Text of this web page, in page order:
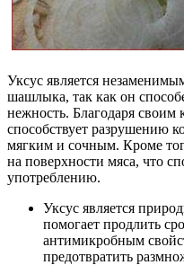
Уксус является
шашлыка, так как он
нежность. Благодаря своим
способствует разрушению
мягким и сочным. Кроме
на поверхности мяса, что
употреблению.
Уксус является
помогает продлить
антимикробным
предотвратить